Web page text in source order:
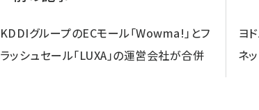
KDDIグループのECモール「Wowma!」とフ
ラッシュセール「LUXA」の運営会社が合併
ヨ
ネ